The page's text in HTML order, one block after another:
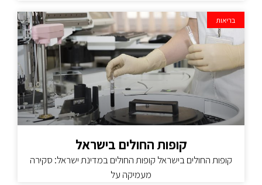
בריאות
קופות החולים בישראל
קופות החולים בישראל קופות החולים במדינת ישראל: סקירה
מעמיקה על